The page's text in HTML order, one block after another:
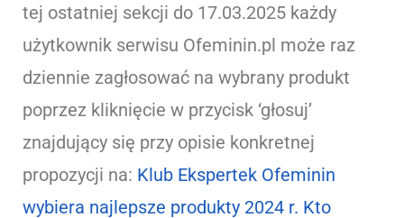
tej ostatniej sekcji do 17.03.2025 każdy
użytkownik serwisu Ofeminin.pl może raz
dziennie zagłosować na wybrany produkt
poprzez kliknięcie w przycisk ‘głosuj’
znajdujący się przy opisie konkretnej
propozycji na: Klub Ekspertek Ofeminin
wybiera najlepsze produkty 2024 r. Kto